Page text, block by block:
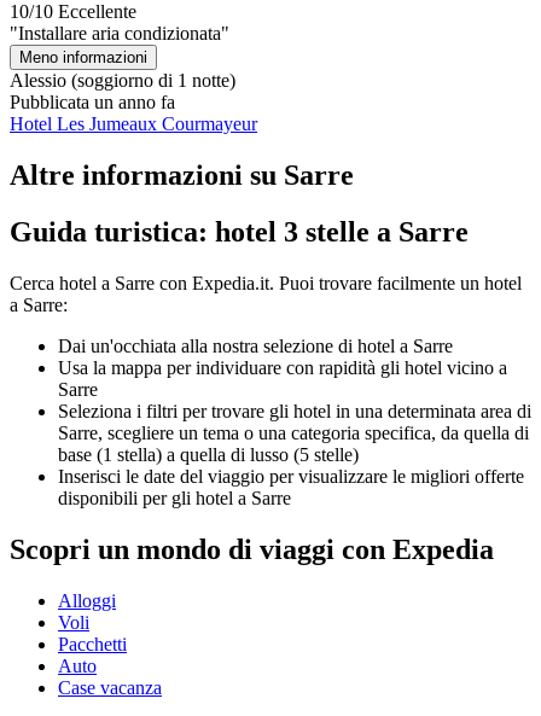
10/10 Eccellente
"Installare aria condizionata"
Meno informazioni
Alessio (soggiorno di 1 notte)
Pubblicata un anno fa
Hotel Les Jumeaux Courmayeur
Altre informazioni su Sarre
Guida turistica: hotel 3 stelle a Sarre
Cerca hotel a Sarre con Expedia.it. Puoi trovare facilmente un hotel
a Sarre:
Dai un'occhiata alla nostra selezione di hotel a Sarre
Usa la mappa per individuare con rapidità gli hotel vicino a
Sarre
Seleziona i filtri per trovare gli hotel in una determinata area di
Sarre, scegliere un tema o una categoria specifica, da quella di
base (1 stella) a quella di lusso (5 stelle)
Inserisci le date del viaggio per visualizzare le migliori offerte
disponibili per gli hotel a Sarre
Scopri un mondo di viaggi con Expedia
Alloggi
Voli
Pacchetti
Auto
Case vacanza